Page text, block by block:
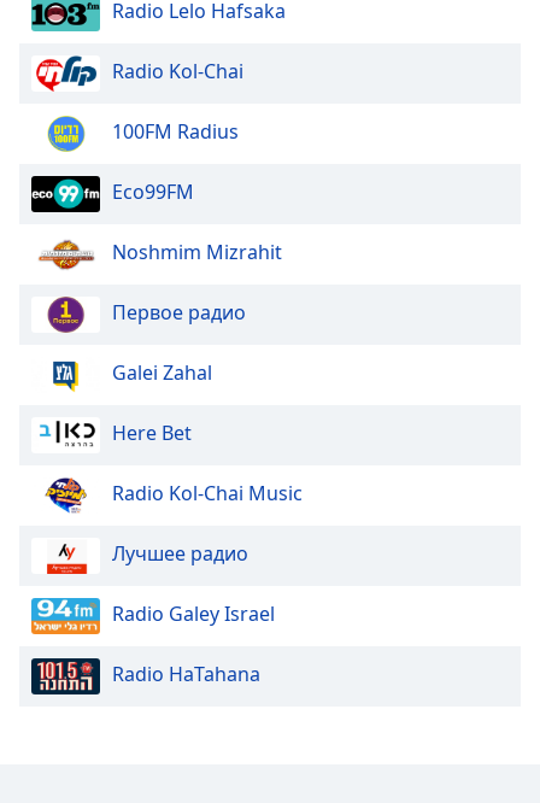
dialog
window.
and
close
window.
Opacity
Background
Opacity
Caption
Radio Lelo Hafsaka
Radio Kol-Chai
100FM Radius
Eco99FM
Noshmim Mizrahit
Первое радио
Galei Zahal
Here Bet
Radio Kol-Chai Music
Лучшее радио
Radio Galey Israel
Radio HaTahana